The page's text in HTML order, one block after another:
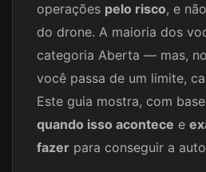
operações pelo risco, e
do drone. A maioria dos
categoria Aberta — mas,
você passa de um limite,
Este guia mostra, com
quando isso acontece e
fazer para conseguir a